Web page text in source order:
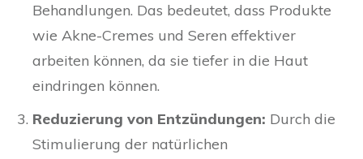
Behandlungen. Das bedeutet, dass Produkte
wie Akne-Cremes und Seren effektiver
arbeiten können, da sie tiefer in die Haut
eindringen können.
Reduzierung von Entzündungen: Durch die
Stimulierung der natürlichen